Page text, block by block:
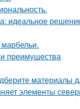
идеальное
и преимущества
материалы
элементы